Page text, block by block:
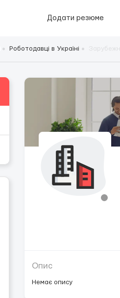
Додати резюме
Роботодавці в Україні
Опис
Немає опису